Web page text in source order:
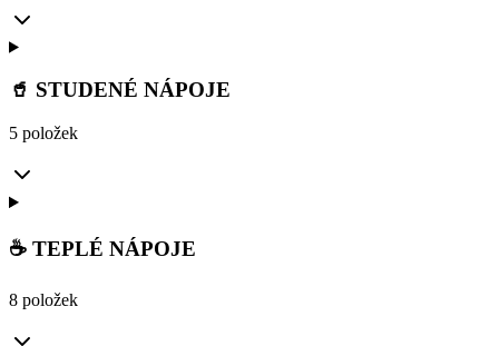
🥤 STUDENÉ NÁPOJE
5 položek
☕ TEPLÉ NÁPOJE
8 položek